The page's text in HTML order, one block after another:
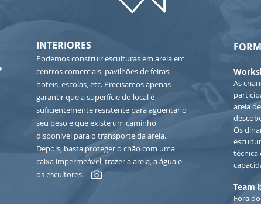
INTERIORES
Podemos construir esculturas em areia em
centros comerciais, pavilhões de feiras,
hoteis, escolas, etc. Precisamos apenas
garantir que a superfície do local é
suficientemente resistente para aguentar o
seu peso e queexiste um caminho
disponível para o transporte da areia.
Depois, basta proteger o chão com uma
caixa impermeável, trazer a areia, a água e
os escultores.
As
areia
Os
técnica
Team
Fora